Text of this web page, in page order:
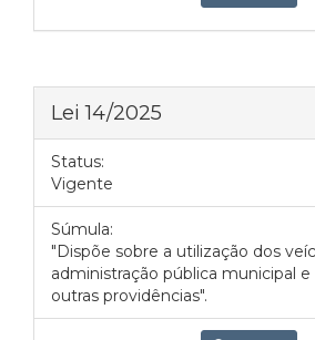
Lei 14/2025
Status:
Vigente
Súmula:
"Dispõe sobre a utilização dos
administração pública municipal e
outras providências".